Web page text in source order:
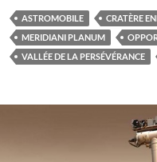
ASTROMOBILE CRATÈRE
MERIDIANI PLANUM
VALLÉE DE LA PERSÉVÉRANCE